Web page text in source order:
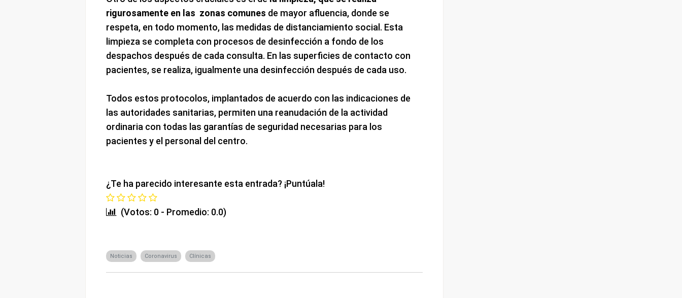
rigurosamente en las zonas comunes de mayor afluencia, donde se
respeta, en todo momento, las medidas de distanciamiento social. Esta
limpieza se completa con procesos de desinfección a fondo de los
despachos después de cada consulta. En las superficies de contacto con
pacientes, se realiza, igualmente una desinfección después de cada uso.
Todos estos protocolos, implantados de acuerdo con las indicaciones de
las autoridades sanitarias, permiten una reanudación de la actividad
ordinaria con todas las garantías de seguridad necesarias para los
pacientes y el personal del centro.
¿Te ha parecido interesante esta entrada? ¡Puntúala!
(Votos: 0 - Promedio: 0.0)
Noticias Coronavirus Clínicas